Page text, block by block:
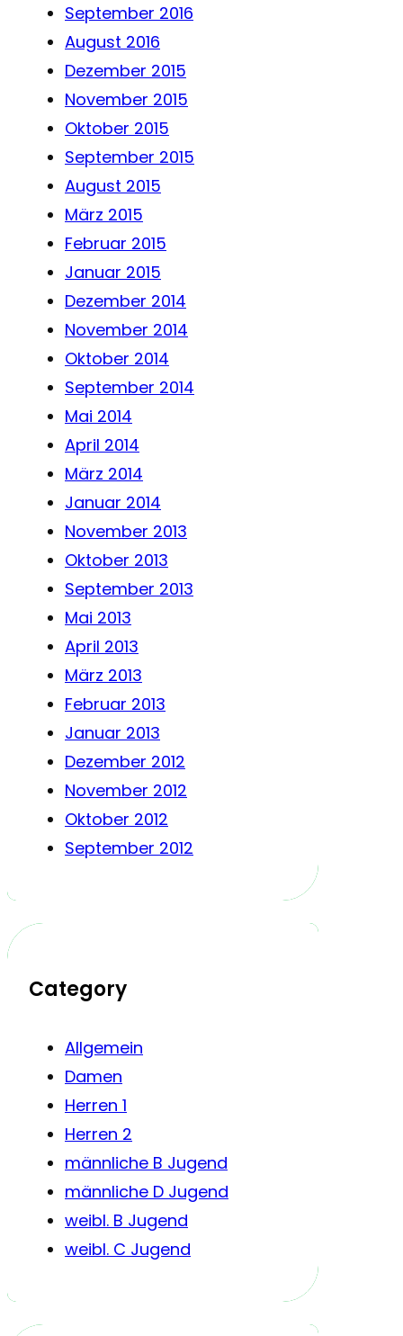
September 2016
August 2016
Dezember 2015
November 2015
Oktober 2015
September 2015
August 2015
März 2015
Februar 2015
Januar 2015
Dezember 2014
November 2014
Oktober 2014
September 2014
Mai 2014
April 2014
März 2014
Januar 2014
November 2013
Oktober 2013
September 2013
Mai 2013
April 2013
März 2013
Februar 2013
Januar 2013
Dezember 2012
November 2012
Oktober 2012
September 2012
Category
Allgemein
Damen
Herren 1
Herren 2
männliche B Jugend
männliche D Jugend
weibl. B Jugend
weibl. C Jugend